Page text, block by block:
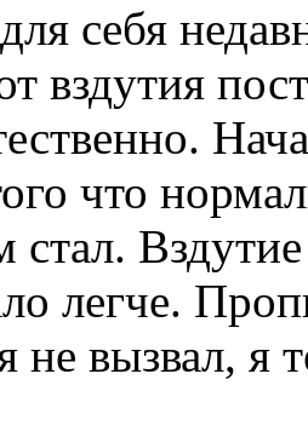
себя
вздутия
что
стал.
легче.
не вызвал, я